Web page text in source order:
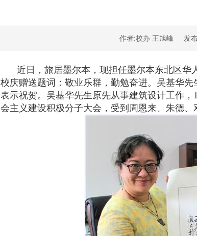
作者:校办 王旭峰 发
近日，旅居墨尔本，现担任墨尔本东北区华
校庆赠送题词：敬业乐群，勤勉奋进。吴基华
表示祝贺。吴基华先生原先从事建筑设计工作
会主义建设积极分子大会，受到周恩来、朱德、